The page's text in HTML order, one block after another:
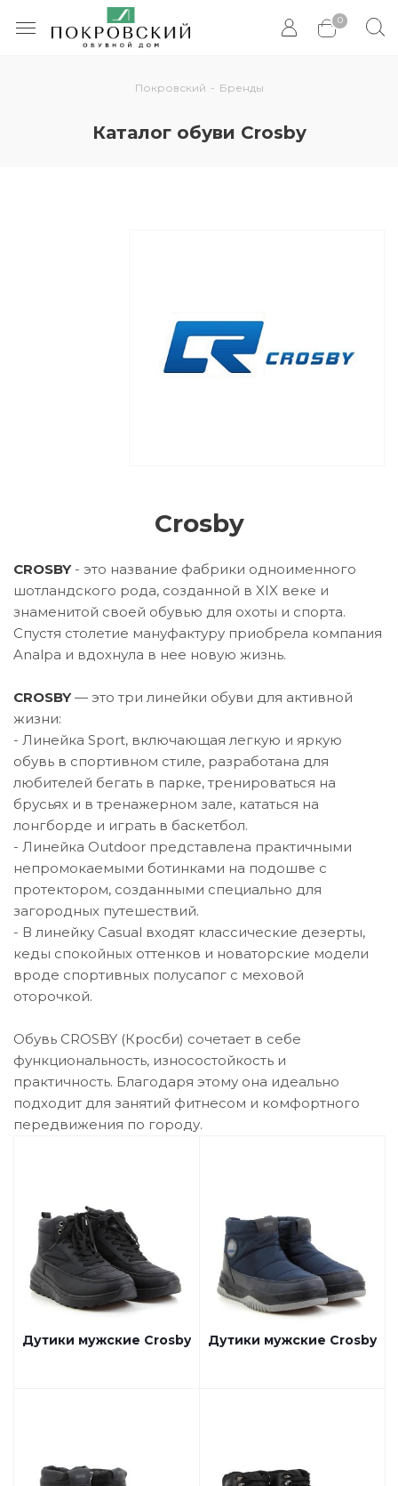
0
Покровский - Бренды
Каталог обуви Crosby
Crosby
CROSBY- это название фабрики одноименного
шотландского рода, созданной в XIX веке и
знаменитой своей обувью для охоты и спорта.
Спустя столетие мануфактуру приобрела компания
Analpa и вдохнула в нее новую жизнь.
CROSBY— это три линейки обуви для активной
жизни:
- Линейка Sport, включающая легкую и яркую
обувь в спортивном стиле, разработана для
любителей бегать в парке, тренироваться на
брусьях и в тренажерном зале, кататься на
лонгборде и играть в баскетбол.
- Линейка Outdoor представлена практичными
непромокаемыми ботинками на подошве с
протектором, созданными специально для
загородных путешествий.
- В линейку Casual входят классические дезерты,
кеды спокойных оттенков и новаторские модели
вроде спортивных полусапог с меховой
оторочкой.
Обувь CROSBY (Кросби) сочетает в себе
функциональность, износостойкость и
практичность. Благодаря этому она идеально
подходит для занятий фитнесом и комфортного
передвижения по городу.
Дутики мужские Crosby Дутики мужские Crosby